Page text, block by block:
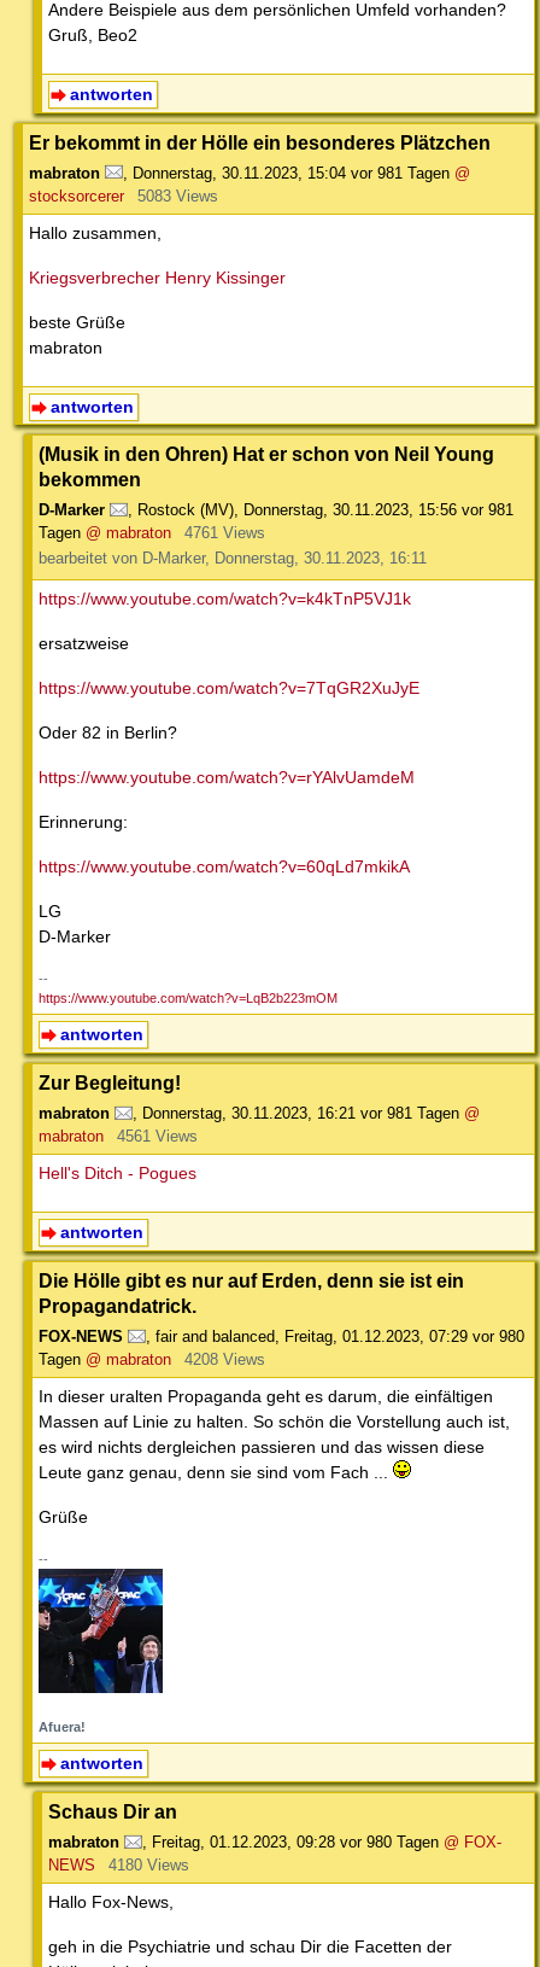
Andere Beispiele aus dem persönlichen Umfeld vorhanden?
Gruß, Beo2
antworten
Er bekommt in der Hölle ein besonderes Plätzchen
mabraton Donnerstag, 30.11.2023, 15:04 vor 981 Tagen @
stocksorcerer
5083 Views
Hallo zusammen,
Kriegsverbrecher Henry Kissinger
beste Grüße
mabraton
antworten
(Musik in den Ohren) Hat er schon von Neil Young
bekommen
D-Marker , Rostock (MV), Donnerstag, 30.11.2023, 15:56 vor 981
Tagen @ mabraton
4761 Views
bearbeitet von D-Marker, Donnerstag, 30.11.2023, 16:11
https://www.youtube.com/watch?v=k4kTnP5VJ1k
ersatzweise
https://www.youtube.com/watch?v=7TqGR2XuJyE
Oder 82 in Berlin?
https://www.youtube.com/watch?v=rYAlvUamdeM
Erinnerung:
https://www.youtube.com/watch?v=60qLd7mkikA
LG
D-Marker
--
https://www.youtube.com/watch?v=LqB2b223mOM
antworten
Zur Begleitung!
mabraton , Donnerstag, 30.11.2023, 16:21 vor 981 Tagen @
mabraton
4561 Views
Hell's Ditch - Pogues
antworten
Die Hölle gibt es nur auf Erden, denn sie ist ein
Propagandatrick.
FOX-NEWS fair and balanced Freitag, 01.12.2023, 07:29 vor 980
Tagen @ mabraton 4208 Views
In dieser uralten Propaganda geht es darum, die einfältigen
Massen auf Linie zu halten. So schön die Vorstellung auch ist,
es wird nichts dergleichen passieren und das wissen diese
Leute ganz genau, denn sie sind vom Fach ...
Grüße
--
Afuera!
antworten
Schaus Dir an
mabraton , Freitag, 01.12.2023, 09:28 vor 980 Tagen @ FOX-
NEWS
4180 Views
Hallo Fox-News,
geh in die Psychiatrie und schau Dir die Facetten der